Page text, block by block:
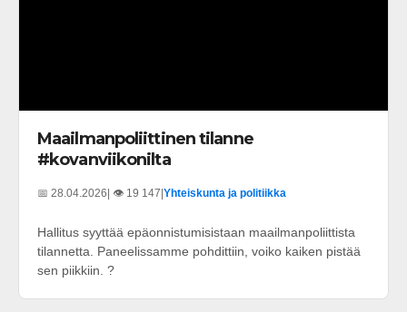
Maailmanpoliittinen tilanne
#kovanviikonilta
📅 28.04.2026| 👁️ 19 147|Yhteiskunta ja politiikka
Hallitus syyttää epäonnistumisistaan maailmanpoliittista
tilannetta. Paneelissamme pohdittiin, voiko kaiken pistää
sen piikkiin. ?